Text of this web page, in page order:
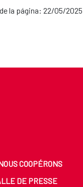
la página: 22/05/2025
COOPÉRONS
DE PRESSE